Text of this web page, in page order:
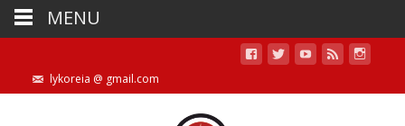
lykoreia @ gmail.com
MENU